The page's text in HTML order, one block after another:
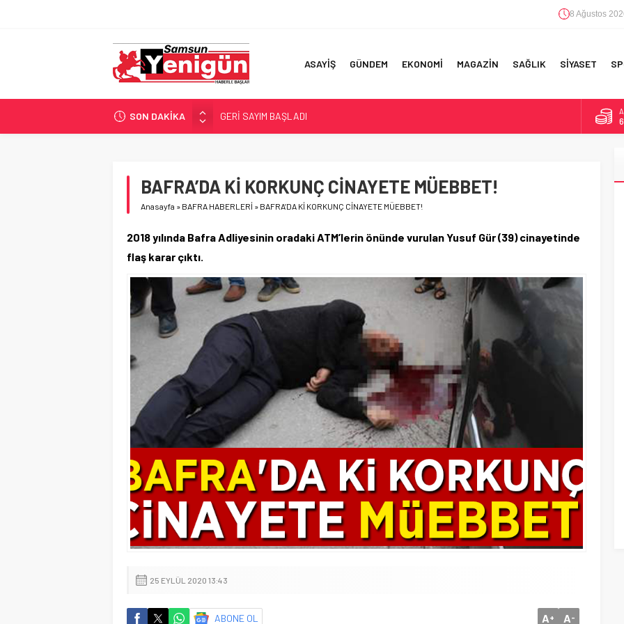
8 Ağustos
ASAYİŞ GÜNDEM EKONOMİ MAGAZİN SAĞLIK SİYASET
SON DAKİKA
GERİ SAYIM BAŞLADI
SAMSUNSPOR’DA HEDEF 5’İNCİLİK!
İŞTE FINDIK FİYATI!
YÖNETİCİ SEÇERKEN YAPILAN EN BÜYÜK HATALAR
BAFRA’DA Kİ KORKUNÇ CİNAYETE MÜEBBET!
Anasayfa » BAFRA HABERLERİ » BAFRA’DA Kİ KORKUNÇ CİNAYETE MÜEBBET!
2018 yılında Bafra Adliyesinin oradaki ATM’lerin önünde vurulan Yusuf Gür (39) cinayetinde
flaş karar çıktı.
25 EYLÜL 2020 13:43
ABONE OL A+ A-